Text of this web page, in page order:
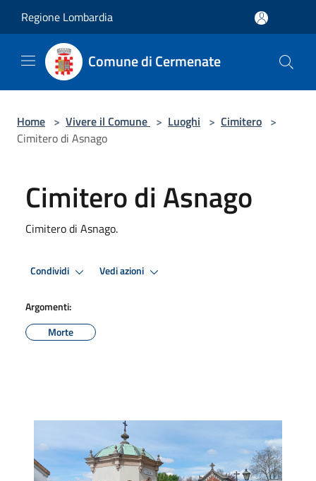
Regione Lombardia
Comune di Cermenate
Home > Vivere il Comune > Luoghi > Cimitero >
Cimitero di Asnago
Cimitero di Asnago
Cimitero di Asnago.
Condividi Vedi azioni
Argomenti:
Morte